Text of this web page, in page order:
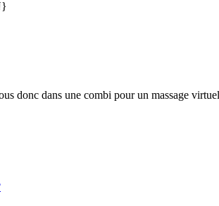
donc dans une combi pour un massage